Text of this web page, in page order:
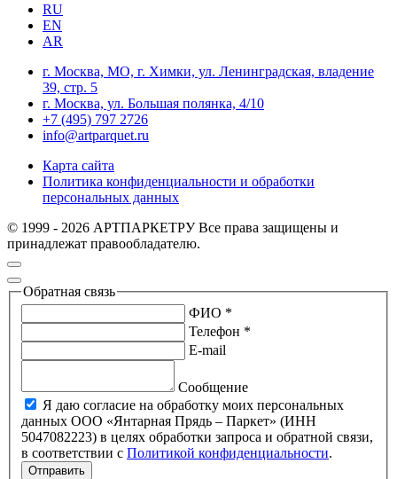
RU
EN
AR
г. Москва, МО, г. Химки, ул. Ленинградская, владение
39, стр. 5
г. Москва, ул. Большая полянка, 4/10
+7 (495) 797 2726
info@artparquet.ru
Карта сайта
Политика конфиденциальности и обработки
персональных данных
© 1999 - 2026 АРТПАРКЕТРУ Все права защищены и
принадлежат правообладателю.
Обратная связь
ФИО *
Телефон *
E-mail
Сообщение
Я даю согласие на обработку моих персональных
данных ООО «Янтарная Прядь – Паркет» (ИНН
5047082223) в целях обработки запроса и обратной связи,
в соответствии с Политикой конфиденциальности.
Отправить